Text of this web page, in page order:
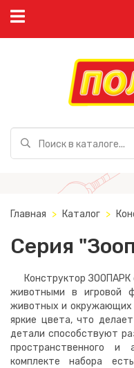
Главная Каталог
Серия
Конструктор ЗООПАРК
животными в игровой
животных и окружающих
яркие цвета, что
детали способствуют
пространственного и
комплекте набора